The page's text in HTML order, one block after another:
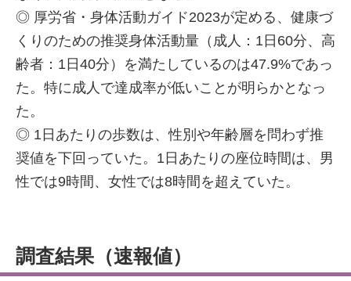
◎ 厚労省・身体活動ガイド2023が定める、健康づ
くりのための推奨身体活動量（成人：1日60分、高
齢者：1日40分）を満たしているのは47.9%であっ
た。特に成人で達成率が低いことが明らかとなっ
た。
◎ 1日あたりの歩数は、性別や年齢層を問わず推
奨値を下回っていた。1日あたりの座位時間は、男
性では9時間、女性では8時間を超えていた。
調査結果（速報値）